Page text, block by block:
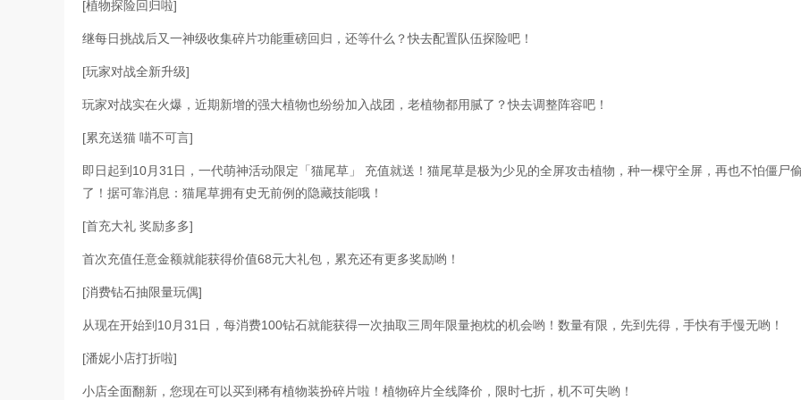
[植物探险回归啦]
继每日挑战后又一神级收集碎片功能重磅回归，还等什么？快去配置队伍探险吧！
[玩家对战全新升级]
玩家对战实在火爆，近期新增的强大植物也纷纷加入战团，老植物都用腻了？快去调整阵容吧！
[累充送猫 喵不可言]
即日起到10月31日，一代萌神活动限定「猫尾草」 充值就送！猫尾草是极为少见的全屏攻击植物，种一棵守全屏，再也不怕僵尸
了！据可靠消息：猫尾草拥有史无前例的隐藏技能哦！
[首充大礼 奖励多多]
首次充值任意金额就能获得价值68元大礼包，累充还有更多奖励哟！
[消费钻石抽限量玩偶]
从现在开始到10月31日，每消费100钻石就能获得一次抽取三周年限量抱枕的机会哟！数量有限，先到先得，手快有手慢无哟！
[潘妮小店打折啦]
小店全面翻新，您现在可以买到稀有植物装扮碎片啦！植物碎片全线降价，限时七折，机不可失哟！